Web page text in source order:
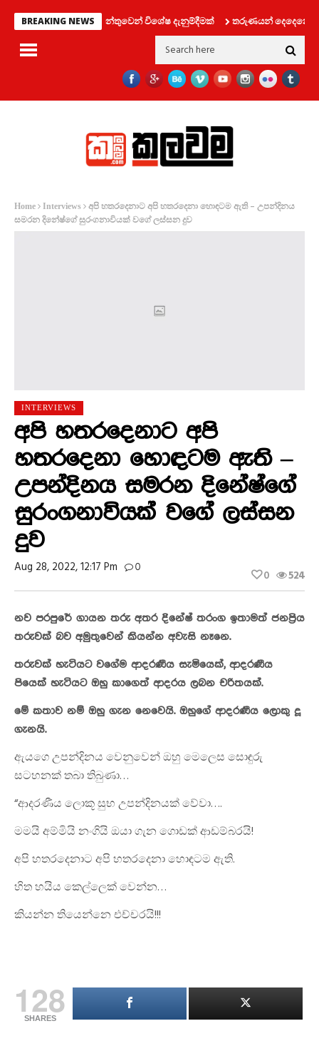
BREAKING NEWS
ප්‍රවාහන දෙපාර්තමේන්තුවෙන් විශේෂ දැනුම්දීමක් තරුණයන් දෙදෙනෙක්
Home Interviews
අපි හතරදෙනාට අපි හතරදෙනා හොඳටම ඇති – උපන්දිනය
සමරන දිනේෂ්ගේ සුරංගනාවියක් වගේ ලස්සන දුව
INTERVIEWS
අපි හතරදෙනාට අපි
හතරදෙනා හොඳටම ඇති –
උපන්දිනය සමරන දිනේෂ්ගේ
සුරංගනාවියක් වගේ ලස්සන
දුව
Aug 28, 2022, 12:17 Pm 0 524
0
නව පරපුරේ ගායන තරු අතර දිනේෂ් තරංග ඉතාමත් ජනප්‍රිය
තරුවක් බව අමුතුවෙන් කියන්න අවැසි නෑනෙ.
තරුවක් හැටියට වගේම ආදරණීය සැමියෙක්, ආදරණීය
පියෙක් හැටියට ඔහු කාගෙත් ආදරය ලබන චරිතයක්.
මේ කතාව නම් ඔහු ගැන නෙවෙයි. ඔහුගේ ආදරණීය ලොකු දූ
ගැනයි.
ඇයගෙ උපන්දිනය වෙනුවෙන් ඔහු මෙලෙස සොඳුරු
සටහනක් තබා තිබුණා…
“ආදරණීය ලොකූ සුභ උපන්දිනයක් වේවා….
මමයි අම්මියි නංගියි ඔයා ගැන ගොඩක් ආඩම්බරයි!
අපි හතරදෙනාට අපි හතරදෙනා හොඳටම ඇති.
හිත හයිය කෙල්ලෙක් වෙන්න…
කියන්න තියෙන්නෙ එච්චරයි!!!
128
SHARES